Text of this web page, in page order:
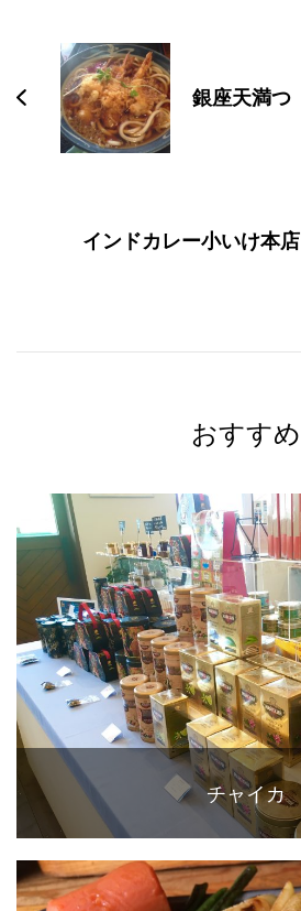
ビ
銀座天満つ
インドカレー小いけ本店
おすすめ
チャイカ